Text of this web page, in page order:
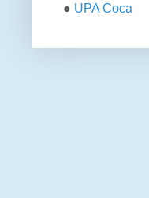
● UPA Coca